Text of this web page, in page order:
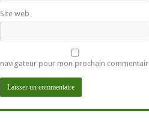
Site web
navigateur pour mon prochain